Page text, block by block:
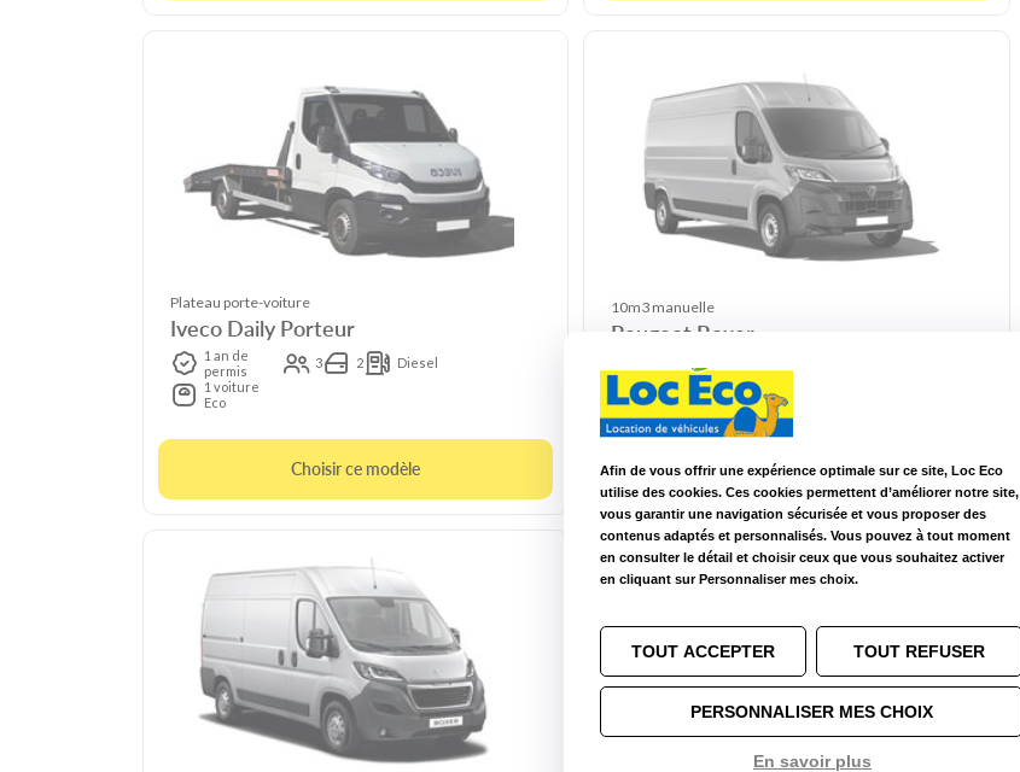
Plateau porte-voiture
Iveco Daily Porteur
1 an de
permis
3 2
Diesel
1 voiture
Eco
Choisir ce modèle
10m3 manuelle
Peugeot Boxer
CU : 1.4t
Diesel
Choisir ce modèle
Afin de vous offrir une expérience optimale sur ce site, Loc Eco
utilise des cookies. Ces cookies permettent d’améliorer notre site,
vous garantir une navigation sécurisée et vous proposer des
contenus adaptés et personnalisés. Vous pouvez à tout moment
en consulter le détail et choisir ceux que vous souhaitez activer
en cliquant sur Personnaliser mes choix.
TOUT ACCEPTER TOUT REFUSER
PERSONNALISER MES CHOIX
En savoir plus